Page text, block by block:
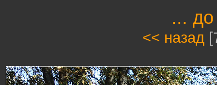
... до
<< назад